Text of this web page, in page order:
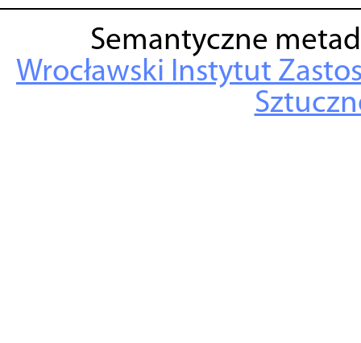
Semantyczne
Wrocławski Instytut